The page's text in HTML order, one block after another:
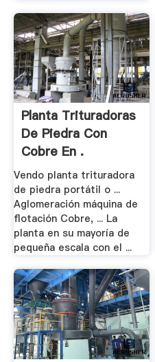
Planta Trituradoras
De Piedra Con
Cobre En .
Vendo planta trituradora
de piedra portátil o ...
Aglomeración máquina de
flotación Cobre, ... La
planta en su mayoría de
pequeña escala con el ...